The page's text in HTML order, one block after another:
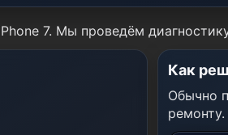
7. Мы проведём
Как
Обычно
ремонту.